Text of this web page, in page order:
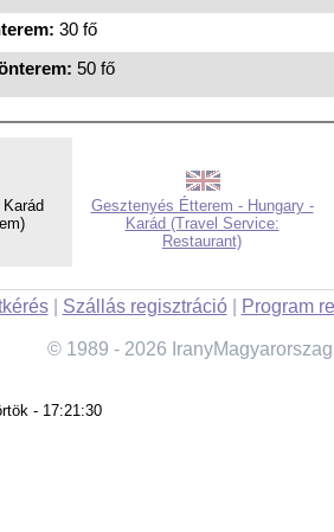
30 fő
50 fő
Gesztenyés Étterem - Hungary -
Karád (Travel Service:
Restaurant)
| Szállás regisztráció| Program
© 1989 - 2026
- 17:21:30